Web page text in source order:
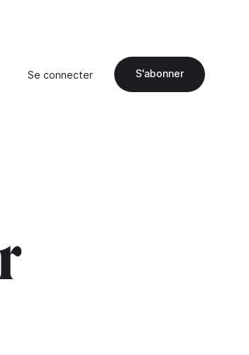
Se connecter S'abonner